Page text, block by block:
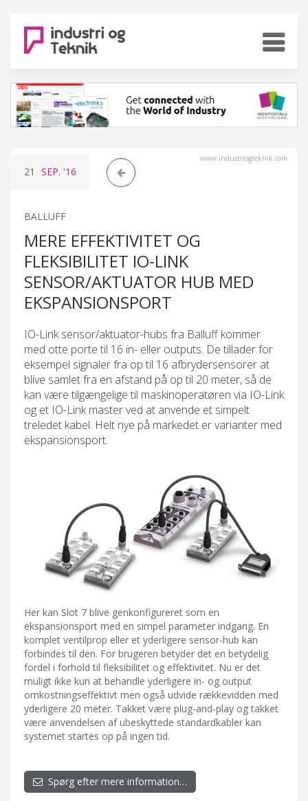
www.industriogteknik.com
21 SEP. '16
BALLUFF
MERE EFFEKTIVITET OG
FLEKSIBILITET IO-LINK
SENSOR/AKTUATOR HUB MED
EKSPANSIONSPORT
IO-Link sensor/aktuator-hubs fra Balluff kommer
med otte porte til 16 in- eller outputs. De tillader for
eksempel signaler fra op til 16 afbrydersensorer at
blive samlet fra en afstand på op til 20 meter, så de
kan være tilgængelige til maskinoperatøren via IO-Link
og et IO-Link master ved at anvende et simpelt
treledet kabel. Helt nye på markedet er varianter med
ekspansionsport.
Her kan Slot 7 blive genkonfigureret som en
ekspansionsport med en simpel parameter indgang. En
komplet ventilprop eller et yderligere sensor-hub kan
forbindes til den. For brugeren betyder det en betydelig
fordel i forhold til fleksibilitet og effektivitet. Nu er det
muligt ikke kun at behandle yderligere in- og output
omkostningseffektivt men også udvide rækkevidden med
yderligere 20 meter. Takket være plug-and-play og takket
være anvendelsen af ubeskyttede standardkabler kan
systemet startes op på ingen tid.
Spørg efter mere information…